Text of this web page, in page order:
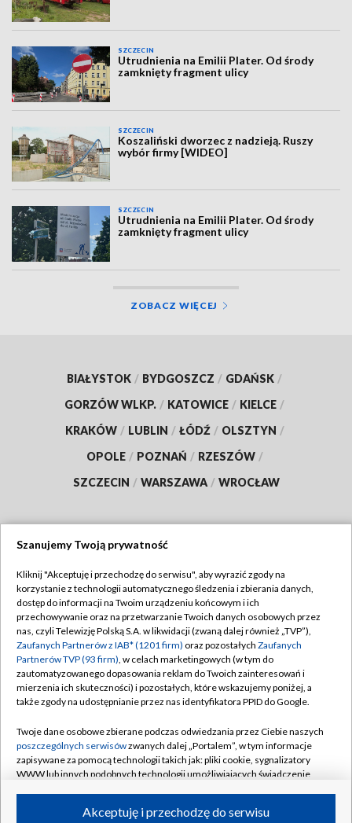
SZCZECIN
Utrudnienia na Emilii Plater. Od środy
zamknięty fragment ulicy
SZCZECIN
Koszaliński dworzec z nadzieją. Ruszy
wybór firmy [WIDEO]
SZCZECIN
Utrudnienia na Emilii Plater. Od środy
zamknięty fragment ulicy
ZOBACZ WIĘCEJ
BIAŁYSTOK / BYDGOSZCZ / GDAŃSK /
GORZÓW WLKP. / KATOWICE / KIELCE /
KRAKÓW / LUBLIN / ŁÓDŹ / OLSZTYN /
OPOLE / POZNAŃ / RZESZÓW /
SZCZECIN / WARSZAWA / WROCŁAW
TVP
Abonament TVP
Emisja w TVP
Centrum informacji TVP
Naziemna Telewizja Cyfrowa
Rada Programowa
System NOS
Informacje o nadawcy
Program dla prasy
Regulamin TVP
Polityka prywatności
Moje zgody
Pomoc
Kontakt
Kanały
Szanujemy Twoją prywatność
Kliknij "Akceptuję i przechodzę do serwisu", aby wyrazić zgody na
korzystanie z technologii automatycznego śledzenia i zbierania danych,
dostęp do informacji na Twoim urządzeniu końcowym i ich
przechowywanie oraz na przetwarzanie Twoich danych osobowych przez
nas, czyli Telewizję Polską S.A. w likwidacji (zwaną dalej również „TVP”),
Zaufanych Partnerów z IAB* (1201 firm) oraz pozostałych Zaufanych
Partnerów TVP (93 firm), w celach marketingowych (w tym do
zautomatyzowanego dopasowania reklam do Twoich zainteresowań i
mierzenia ich skuteczności) i pozostałych, które wskazujemy poniżej, a
także zgody na udostępnianie przez nas identyfikatora PPID do Google.
Twoje dane osobowe zbierane podczas odwiedzania przez Ciebie naszych
poszczególnych serwisówzwanych dalej „Portalem”, w tym informacje
zapisywane za pomocą technologii takich jak: pliki cookie, sygnalizatory
WWW lub innych podobnych technologii umożliwiających świadczenie
ruchu w Internecie.Akceptuję i przechodzę do serwisu